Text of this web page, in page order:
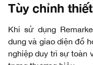
Tùy chỉnh
Khi sử dụng
dung và giao diện đồ
nghiệp duy trì sự toàn